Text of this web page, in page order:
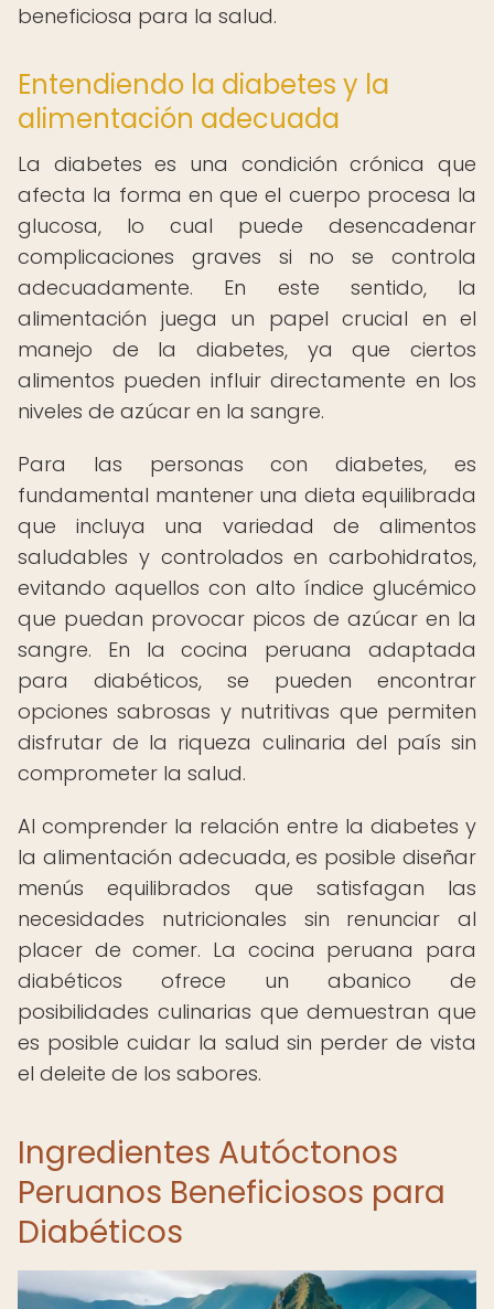
beneficiosa para la salud.
Entendiendo la diabetes y la
alimentación adecuada
La diabetes es una condición crónica que
afecta la forma en que el cuerpo procesa la
glucosa, lo cual puede desencadenar
complicaciones graves si no se controla
adecuadamente. En este sentido, la
alimentación juega un papel crucial en el
manejo de la diabetes, ya que ciertos
alimentos pueden influir directamente en los
niveles de azúcar en la sangre.
Para las personas con diabetes, es
fundamental mantener una dieta equilibrada
que incluya una variedad de alimentos
saludables y controlados en carbohidratos,
evitando aquellos con alto índice glucémico
que puedan provocar picos de azúcar en la
sangre. En la cocina peruana adaptada
para diabéticos, se pueden encontrar
opciones sabrosas y nutritivas que permiten
disfrutar de la riqueza culinaria del país sin
comprometer la salud.
Al comprender la relación entre la diabetes y
la alimentación adecuada, es posible diseñar
menús equilibrados que satisfagan las
necesidades nutricionales sin renunciar al
placer de comer. La cocina peruana para
diabéticos ofrece un abanico de
posibilidades culinarias que demuestran que
es posible cuidar la salud sin perder de vista
el deleite de los sabores.
Ingredientes Autóctonos
Peruanos Beneficiosos para
Diabéticos